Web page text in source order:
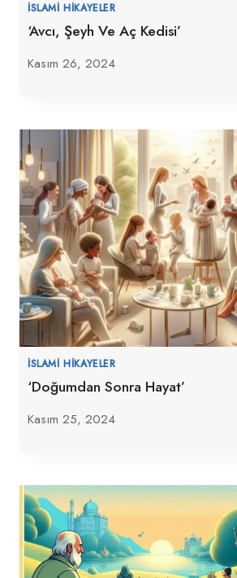
İSLAMI HIKAYELER
‘Avcı, Şeyh Ve Aç Kedisi’
Kasım 26, 2024
İSLAMI HIKAYELER
‘Doğumdan Sonra Hayat’
Kasım 25, 2024